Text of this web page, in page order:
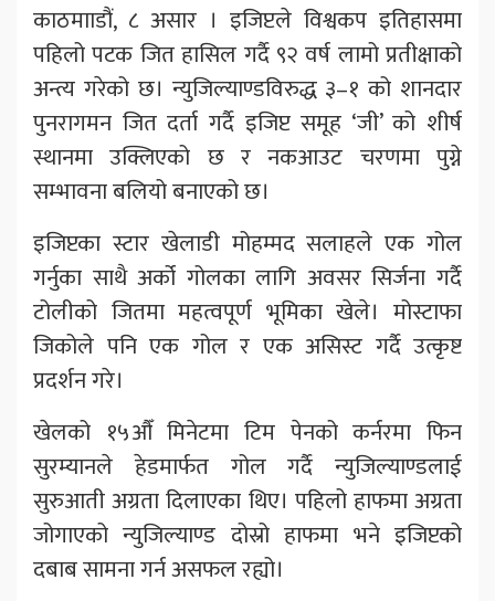
काठमााडौं, ८ असार । इजिप्टले विश्वकप इतिहासमा
पहिलो पटक जित हासिल गर्दै ९२ वर्ष लामो प्रतीक्षाको
अन्त्य गरेको छ। न्युजिल्याण्डविरुद्ध ३–१ को शानदार
पुनरागमन जित दर्ता गर्दै इजिप्ट समूह ‘जी’ को शीर्ष
स्थानमा उक्लिएको छ र नकआउट चरणमा पुग्ने
सम्भावना बलियो बनाएको छ।
इजिप्टका स्टार खेलाडी मोहम्मद सलाहले एक गोल
गर्नुका साथै अर्को गोलका लागि अवसर सिर्जना गर्दै
टोलीको जितमा महत्वपूर्ण भूमिका खेले। मोस्टाफा
जिकोले पनि एक गोल र एक असिस्ट गर्दै उत्कृष्ट
प्रदर्शन गरे।
खेलको १५औँ मिनेटमा टिम पेनको कर्नरमा फिन
सुरम्यानले हेडमार्फत गोल गर्दै न्युजिल्याण्डलाई
सुरुआती अग्रता दिलाएका थिए। पहिलो हाफमा अग्रता
जोगाएको न्युजिल्याण्ड दोस्रो हाफमा भने इजिप्टको
दबाब सामना गर्न असफल रह्यो।